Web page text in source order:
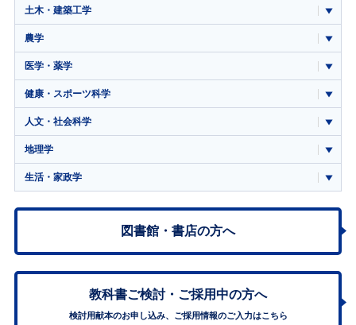
土木・建築工学
農学
医学・薬学
健康・スポーツ科学
人文・社会科学
地理学
生活・家政学
図書館・書店の方へ
教科書ご検討・ ご採用中の方へ
検討用献本のお申し込み、ご採用情報のご入力はこちら